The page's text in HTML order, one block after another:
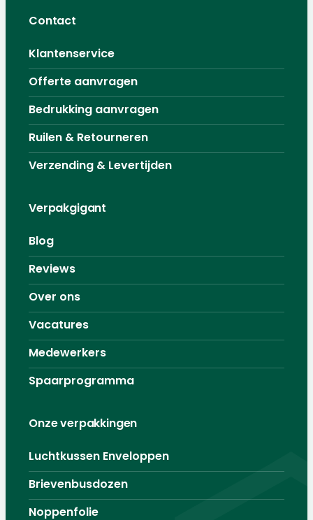
Contact
Klantenservice
Offerte aanvragen
Bedrukking aanvragen
Ruilen & Retourneren
Verzending & Levertijden
Verpakgigant
Blog
Reviews
Over ons
Vacatures
Medewerkers
Spaarprogramma
Onze verpakkingen
Luchtkussen Enveloppen
Brievenbusdozen
Noppenfolie